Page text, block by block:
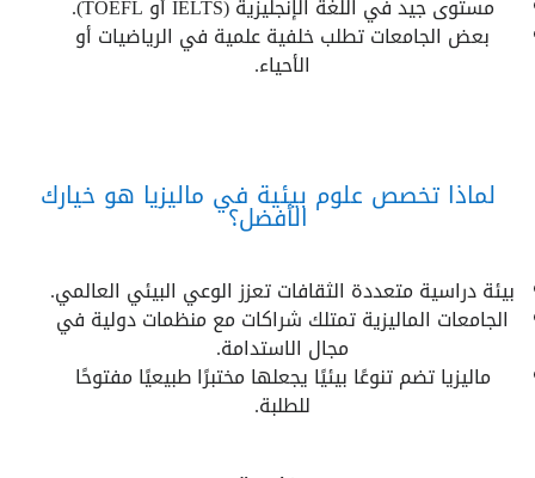
بعض الجامعات تطلب خلفية علمية في الرياضيات أو
الأحياء.
لماذا تخصص علوم بيئية في ماليزيا هو خيارك
الأفضل؟
بيئة دراسية متعددة الثقافات تعزز الوعي البيئي العالمي.
الجامعات الماليزية تمتلك شراكات مع منظمات دولية في
مجال الاستدامة.
ماليزيا تضم تنوعًا بيئيًا يجعلها مختبرًا طبيعيًا مفتوحًا
للطلبة.